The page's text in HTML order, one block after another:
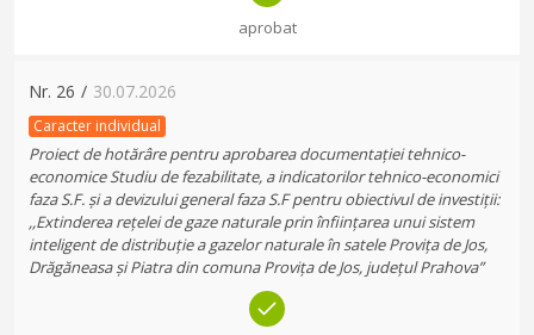
aprobat
Nr. 26 / 30.07.2026
Caracter individual
Proiect de hotărâre pentru aprobarea documentației tehnico-
economice Studiu de fezabilitate, a indicatorilor tehnico-economici
faza S.F. și a devizului general faza S.F pentru obiectivul de investiții:
,,Extinderea rețelei de gaze naturale prin înființarea unui sistem
inteligent de distribuție a gazelor naturale în satele Provița de Jos,
Drăgăneasa și Piatra din comuna Provița de Jos, județul Prahova”